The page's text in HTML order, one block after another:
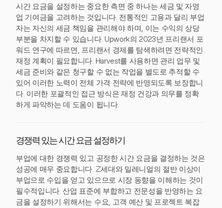
시간 요금을 설정하는 중요한 측면 중 하나는 세금 및 자영
업 기여금을 고려하는 것입니다. 전통적인 고용과 달리 부업
자는 자신의 세금 책임을 관리해야 하며, 이는 수익의 상당
부분을 차지할 수 있습니다. Upwork의 2023년 프리랜서 포
워드 연구에 따르면, 프리랜서 경제를 탐색하려면 전략적인
재정 계획이 필요합니다. Harvest를 사용하면 관리 업무 및
세금 준비와 같은 청구할 수 없는 작업을 별도로 추적할 수
있어 이러한 노력이 전체 가격 전략에 반영되도록 보장합니
다. 이러한 포괄적인 접근 방식은 재정 건강과 의무를 정확
하게 파악하는 데 도움이 됩니다.
경쟁력 있는 시간 요금 설정하기
부업에 대한 경쟁력 있고 공정한 시간 요금을 결정하는 것은
성공에 매우 중요합니다. Z세대와 밀레니얼의 절반 이상이
부업으로 수입을 얻고 있으므로 시장 동향을 이해하는 것이
필수적입니다. 산업 표준에 부합하고 전문성을 반영하는 요
금을 설정하기 위해서는 수요, 고객 예산 및 프로젝트 복잡